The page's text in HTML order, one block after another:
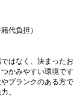
代負担）
はなく、決まった
かみやすい環境です
ブランクのある方で
。